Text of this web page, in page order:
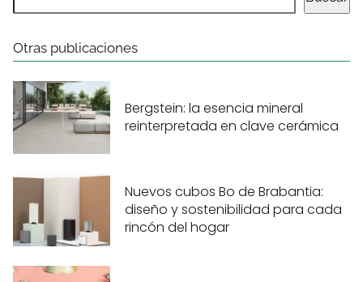
Otras publicaciones
Bergstein: la esencia mineral
reinterpretada en clave cerámica
Nuevos cubos Bo de Brabantia:
diseño y sostenibilidad para cada
rincón del hogar